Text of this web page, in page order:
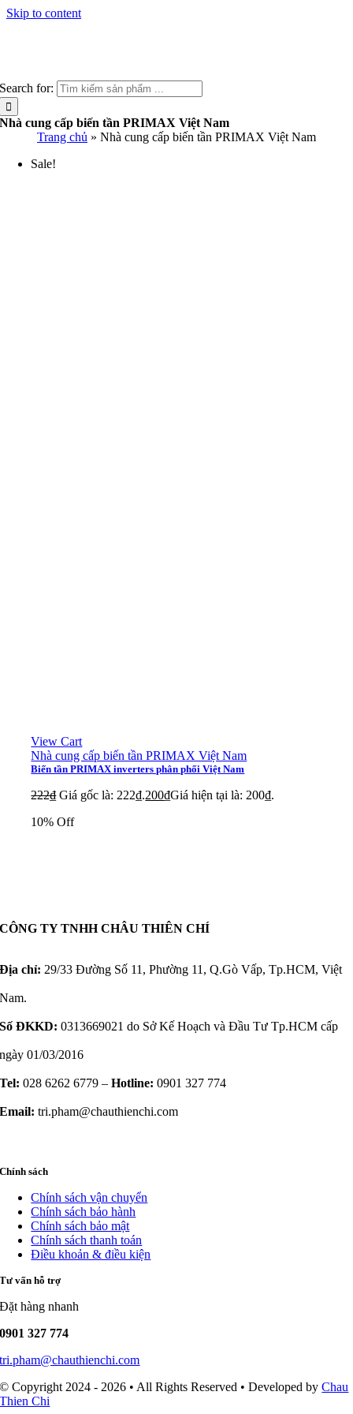
Skip to content
Search for:
Nhà cung cấp biến tần PRIMAX Việt Nam
Trang chủ » Nhà cung cấp biến tần PRIMAX Việt Nam
Sale!
View Cart
Nhà cung cấp biến tần PRIMAX Việt Nam
Biến tần PRIMAX inverters phân phối Việt Nam
222₫ Giá gốc là: 222₫.200₫Giá hiện tại là: 200₫.
10% Off
CÔNG TY TNHH CHÂU THIÊN CHÍ
Địa chỉ: 29/33 Đường Số 11, Phường 11, Q.Gò Vấp, Tp.HCM, Việt
Nam.
Số ĐKKD: 0313669021 do Sở Kế Hoạch và Đầu Tư Tp.HCM cấp
ngày 01/03/2016
Tel: 028 6262 6779 –Hotline: 0901 327 774
Email: tri.pham@chauthienchi.com
Chính sách
Chính sách vận chuyển
Chính sách bảo hành
Chính sách bảo mật
Chính sách thanh toán
Điều khoản & điều kiện
Tư vấn hỗ trợ
Đặt hàng nhanh
0901 327 774
tri.pham@chauthienchi.com
© Copyright 2024 - 2026 • All Rights Reserved • Developed byChau
Thien Chi